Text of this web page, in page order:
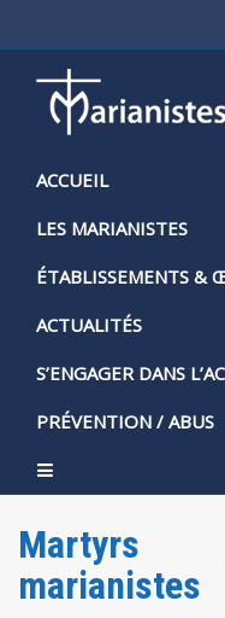
ACCUEIL
LES MARIANISTES
ÉTABLISSEMENTS &
ACTUALITÉS
S’ENGAGER DANS
PRÉVENTION / ABUS
Martyrs
marianistes